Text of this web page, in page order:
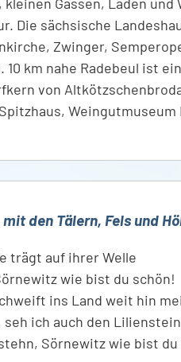
Gassen, Läden
Die sächsische
Zwinger,
10 km nahe Radebeul ist
von
den Tälern, Fels und
trägt auf ihrer Welle
wie bist du schön!
ins Land weit hin
ich auch den
Sörnewitz wie bist